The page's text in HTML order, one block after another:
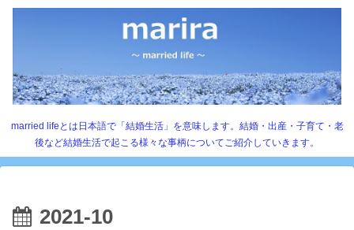
married lifeとは日本語で「結婚生活」を意味します。結婚・出産・子育て・老
後など結婚生活で起こる様々な事柄についてご紹介していきます。
2021-10